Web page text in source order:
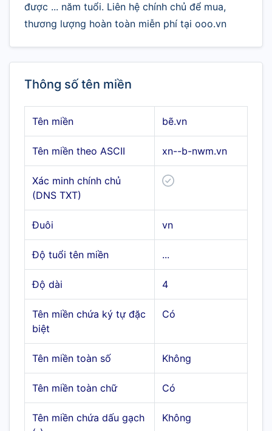
được ... năm tuổi. Liên hệ chính chủ để mua,
thương lượng hoàn toàn miễn phí tại ooo.vn
Thông số tên miền
Tên miền bẽ.vn
Tên miền theo ASCII xn--b-nwm.vn
Xác minh chính chủ
(DNS TXT)
Đuôi vn
Độ tuổi tên miền ...
Độ dài 4
Tên miền chứa ký tự đặc
biệt
Có
Tên miền toàn số Không
Tên miền toàn chữ Có
Tên miền chứa dấu gạch
Không